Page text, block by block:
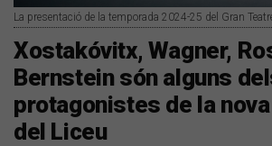
La presentació de la temporada 2024-25 del Gran
Xostakóvitx, Wagner,
Bernstein són alguns
protagonistes de la
del Liceu